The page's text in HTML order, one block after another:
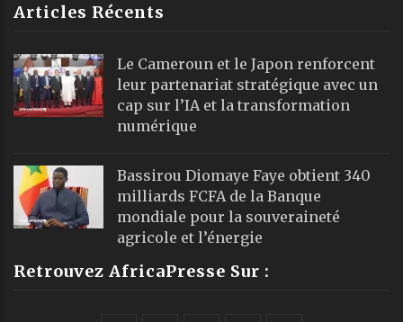
Articles Récents
Le Cameroun et le Japon renforcent
leur partenariat stratégique avec un
cap sur l’IA et la transformation
numérique
Bassirou Diomaye Faye obtient 340
milliards FCFA de la Banque
mondiale pour la souveraineté
agricole et l’énergie
Retrouvez AfricaPresse Sur :